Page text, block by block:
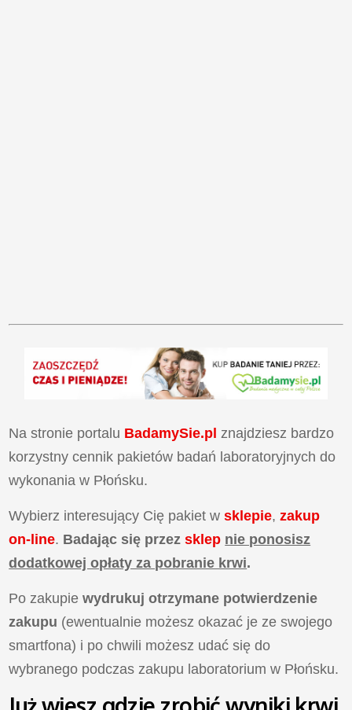
Na stronie portalu BadamySie.pl znajdziesz bardzo
korzystny cennik pakietów badań laboratoryjnych do
wykonania w Płońsku.
Wybierz interesujący Cię pakiet wsklepie, zakup
on-line. Badając się przezsklep nie ponosisz
dodatkowej opłaty za pobranie krwi.
Po zakupiewydrukuj otrzymane potwierdzenie
zakupu (ewentualnie możesz okazać je ze swojego
smartfona) i po chwili możesz udać się do
wybranego podczas zakupu laboratorium w Płońsku.